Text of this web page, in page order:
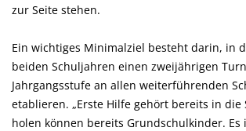
zur Seite stehen.
Ein wichtiges Minimalziel besteht darin, in
beiden Schuljahren einen zweijährigen
Jahrgangsstufe an allen weiterführenden
etablieren. „Erste Hilfe gehört bereits in die
holen können bereits Grundschulkinder. Es